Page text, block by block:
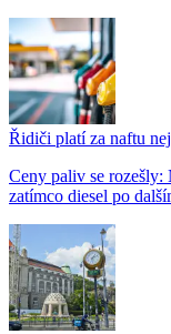
Řidiči platí za naftu
Ceny paliv se rozešly:
zatímco diesel po